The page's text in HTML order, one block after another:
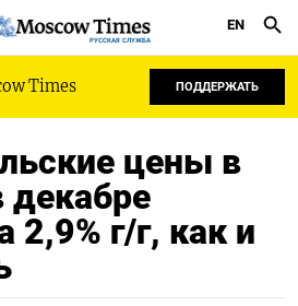
РУССКАЯ СЛУЖБА
EN
Times ПОДДЕРЖАТЬ
цены в
декабре
2,9% г/г, как и